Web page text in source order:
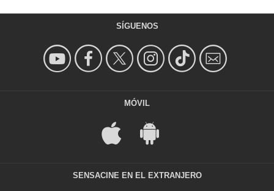
SÍGUENOS
MÓVIL
SENSACINE EN EL EXTRANJERO